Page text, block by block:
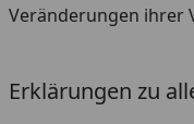
Veränderungen ihrer
Erklärungen zu